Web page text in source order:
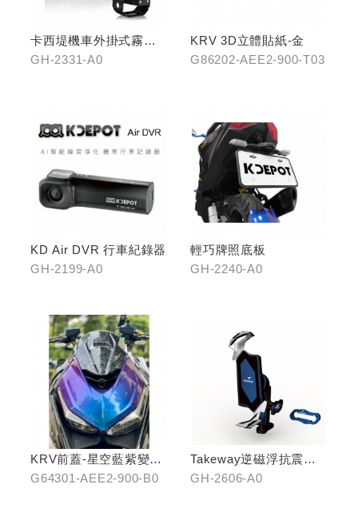
卡西堤機車外掛式霧燈
組(雙燈)
GH-2331-A0
KRV 3D立體貼紙-金
G86202-AEE2-900-T03
KD Air DVR 行車紀錄器
GH-2199-A0
輕巧牌照底板
GH-2240-A0
KRV前蓋-星空藍紫變色
龍
G64301-AEE2-900-B0
Takeway逆磁浮抗震手
機架
GH-2606-A0